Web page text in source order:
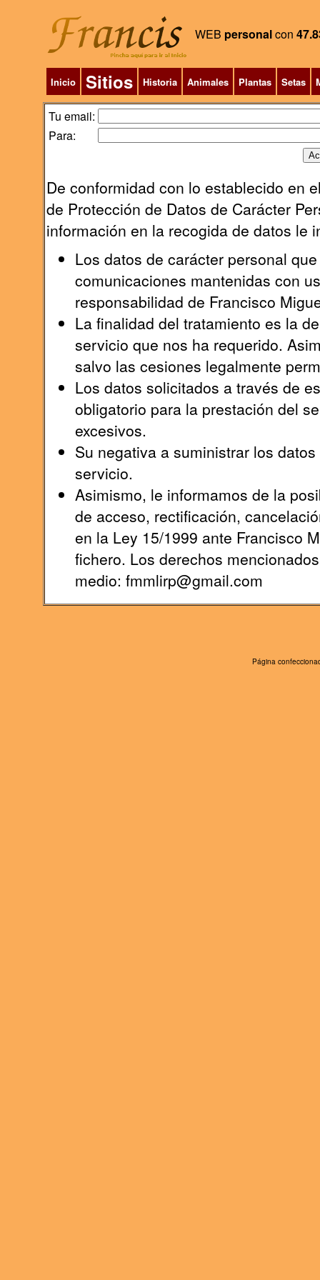
WEB personalcon
Inicio Sitios Historia Animales Plantas Setas
Tu email:
Para:
De conformidad con lo establecido en
de Protección de Datos de Carácter
información en la recogida de datos le
Los datos de carácter personal
comunicaciones mantenidas con
responsabilidad de Francisco
La finalidad del tratamiento es la
servicio que nos ha requerido.
salvo las cesiones legalmente
Los datos solicitados a través de
obligatorio para la prestación del
excesivos.
Su negativa a suministrar los
servicio.
Asimismo, le informamos de la
de acceso, rectificación,
en la Ley 15/1999 ante Francisco
fichero. Los derechos
medio: fmmlirp@gmail.com
Página